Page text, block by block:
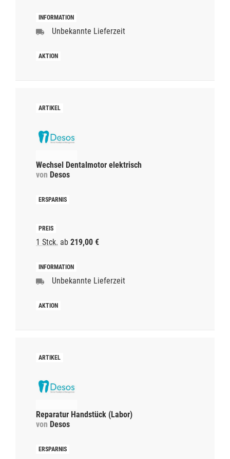
Unbekannte Lieferzeit
Wechsel Dentalmotor elektrisch
von Desos
1 Stck. ab 219,00 €
Unbekannte Lieferzeit
Reparatur Handstück (Labor)
von Desos